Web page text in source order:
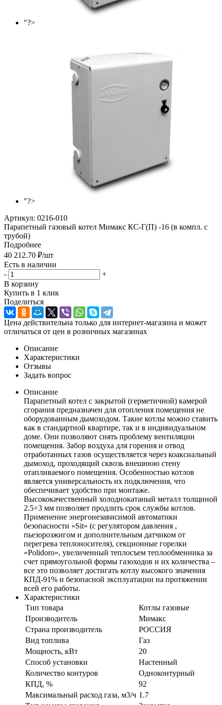
"?>
"?>
Артикул: 0216-010
Парапетный газовый котел Мимакс КС-Г(П) -16 (в компл. с
трубой)
Подробнее
40 212.70 ₽/шт
Есть в наличии
-
+
В корзину
Купить в 1 клик
Поделиться
Цена действительна только для интернет-магазина и может
отличаться от цен в розничных магазинах
Описание
Характеристики
Отзывы
Задать вопрос
Описание
Парапетный котел с закрытой (герметичной) камерой
сгорания предназначен для отопления помещения не
оборудованным дымоходом. Такие котлы можно ставить
как в стандартной квартире, так и в индивидуальном
доме. Они позволяют снять проблему вентиляции
помещения. Забор воздуха для горения и отвод
отработанных газов осуществляется через коаксиальный
дымоход, проходящий сквозь внешнюю стену
отапливаемого помещения. Особенностью котлов
является универсальность их подключения, что
обеспечивает удобство при монтаже.
Высококачественный холоднокатаный металл толщиной
2.5÷3 мм позволяет продлить срок службы котлов.
Применение энергонезависимой автоматики
безопасности «Sit» (с регулятором давления ,
пьезорозжигом и дополнительным датчиком от
перегрева теплоносителя), секционные горелки
«Polidoro», увеличенный теплосъем теплообменника за
счет прямоугольной формы газоходов и их количества –
все это позволяет достигать котлу высокого значения
КПД-91% и безопасной эксплуатации на протяжении
всей его работы.
Характеристики
Тип товара
Котлы газовые
Производитель
Мимакс
Страна производитель
РОССИЯ
Вид топлива
Газ
Мощность, кВт
20
Способ установки
Настенный
Количество контуров
Одноконтурный
КПД, %
92
Максимальный расход газа, м3/ч 1.7